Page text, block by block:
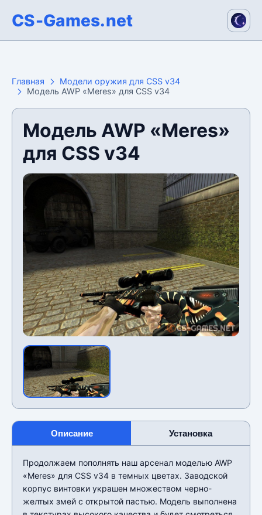
CS-Games.net
Главная
Модели оружия для CSS v34
Модель AWP «Meres» для CSS v34
Модель AWP «Meres»
для CSS v34
Описание Установка
Продолжаем пополнять наш арсенал моделью AWP
«Meres» для CSS v34 в темных цветах. Заводской
корпус винтовки украшен множеством черно-
желтых змей с открытой пастью. Модель выполнена